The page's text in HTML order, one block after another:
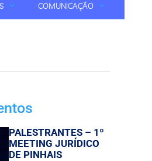
COMUNICAÇÃO
PALESTRANTES – 1º
MEETING JURÍDICO
DE PINHAIS